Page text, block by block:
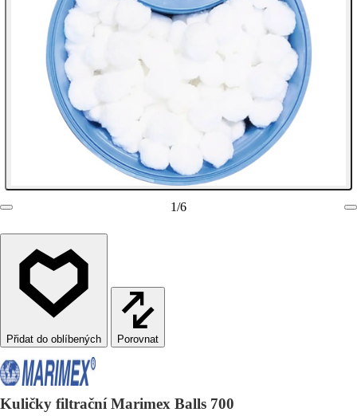
1/6
Porovnat
Kuličky filtrační Marimex Balls 700